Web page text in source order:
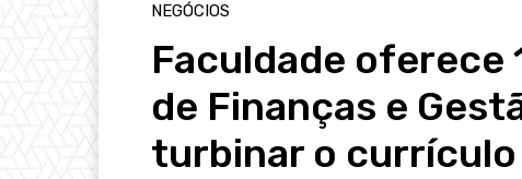
NEGÓCIOS
Faculdade
de Finanças e
turbinar o currículo